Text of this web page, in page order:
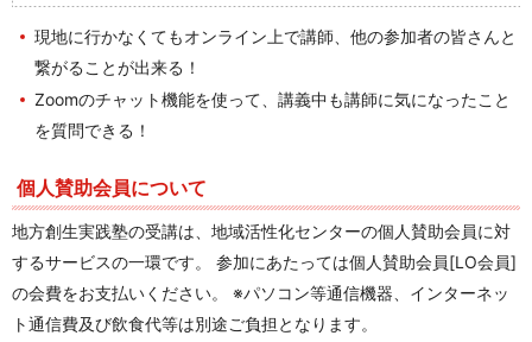
現地に行かなくてもオンライン上で講師、他の参加者の皆さんと
繋がることが出来る！
Zoomのチャット機能を使って、講義中も講師に気になったこと
を質問できる！
個人賛助会員について
地方創生実践塾の受講は、地域活性化センターの個人賛助会員に対
するサービスの一環です。 参加にあたっては個人賛助会員[LO会員]
の会費をお支払いください。 ※パソコン等通信機器、インターネッ
ト通信費及び飲食代等は別途ご負担となります。